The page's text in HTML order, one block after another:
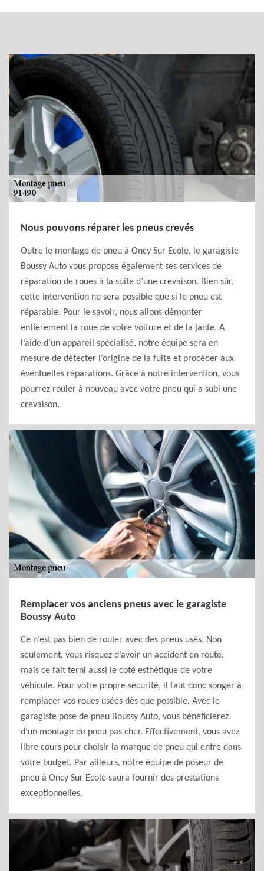
Nous pouvons réparer les pneus crevés
Outre le montage de pneu à Oncy Sur Ecole, le garagiste
Boussy Auto vous propose également ses services de
réparation de roues à la suite d’une crevaison. Bien sûr,
cette intervention ne sera possible que si le pneu est
réparable. Pour le savoir, nous allons démonter
entièrement la roue de votre voiture et de la jante. A
l’aide d’un appareil spécialisé, notre équipe sera en
mesure de détecter l’origine de la fuite et procéder aux
éventuelles réparations. Grâce à notre intervention, vous
pourrez rouler à nouveau avec votre pneu qui a subi une
crevaison.
Remplacer vos anciens pneus avec le garagiste
Boussy Auto
Ce n’est pas bien de rouler avec des pneus usés. Non
seulement, vous risquez d’avoir un accident en route,
mais ce fait terni aussi le coté esthétique de votre
véhicule. Pour votre propre sécurité, il faut donc songer à
remplacer vos roues usées dès que possible. Avec le
garagiste pose de pneu Boussy Auto, vous bénéficierez
d’un montage de pneu pas cher. Effectivement, vous avez
libre cours pour choisir la marque de pneu qui entre dans
votre budget. Par ailleurs, notre équipe de poseur de
pneu à Oncy Sur Ecole saura fournir des prestations
exceptionnelles.